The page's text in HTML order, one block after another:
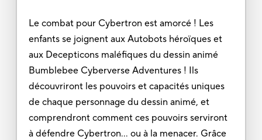
Le combat pour Cybertron est amorcé ! Les
enfants se joignent aux Autobots héroïques et
aux Decepticons maléfiques du dessin animé
Bumblebee Cyberverse Adventures ! Ils
découvriront les pouvoirs et capacités uniques
de chaque personnage du dessin animé, et
comprendront comment ces pouvoirs serviront
à défendre Cybertron... ou à la menacer. Grâce